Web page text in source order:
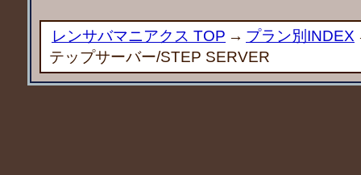
レンサバマニアクス TOP → プラン別INDEX
テップサーバー/STEP SERVER